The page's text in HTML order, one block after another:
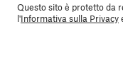
Questo sito è protetto da
l'Informativa sulla Privacy